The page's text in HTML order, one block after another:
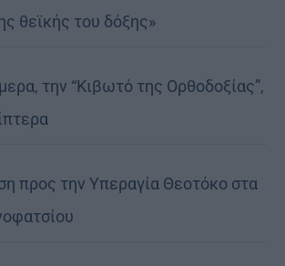
θεϊκής του δόξης»
την “Κιβωτό της Ορθοδοξίας”,
προς την Υπεραγία Θεοτόκο στα